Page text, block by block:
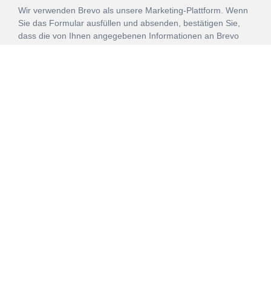
Wir verwenden Brevo als unsere Marketing-Plattform. Wenn
Sie das Formular ausfüllen und absenden, bestätigen Sie,
dass die von Ihnen angegebenen Informationen an Brevo